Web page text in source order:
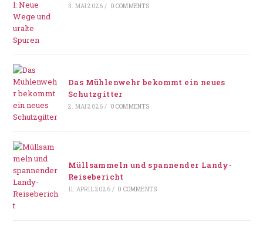
3. MAI 2026 / 0 COMMENTS
Das Mühlenwehr bekommt ein neues
Schutzgitter
2. MAI 2026 / 0 COMMENTS
Müllsammeln und spannender Landy-
Reisebericht
11. APRIL 2026 / 0 COMMENTS